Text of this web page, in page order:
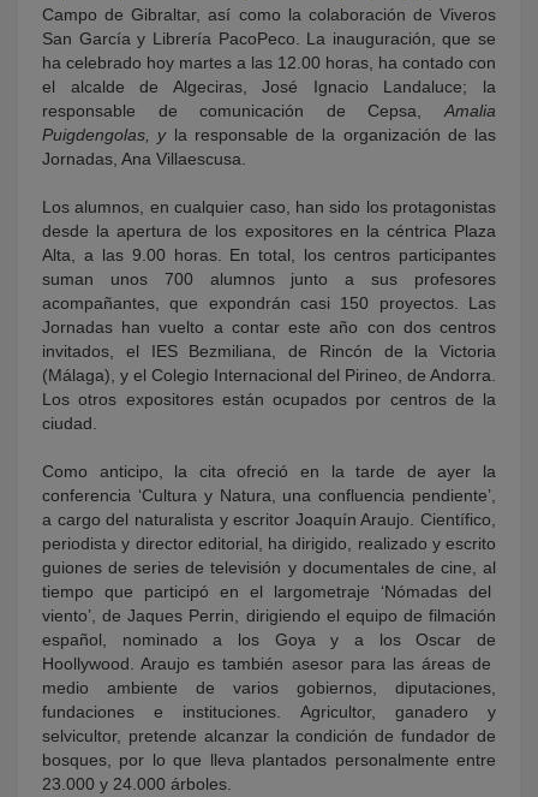
Campo de Gibraltar, así como la colaboración de Viveros
San García y Librería PacoPeco. La inauguración, que se
ha celebrado hoy martes a las 12.00 horas, ha contado con
el alcalde de Algeciras, José Ignacio Landaluce; la
responsable de comunicación de Cepsa, Amalia
Puigdengolas, yla responsable de la organización de las
Jornadas, Ana Villaescusa.
Los alumnos, en cualquier caso, han sido los protagonistas
desde la apertura de los expositores en la céntrica Plaza
Alta, a las 9.00 horas. En total, los centros participantes
suman unos 700 alumnos junto a sus profesores
acompañantes, que expondrán casi 150 proyectos. Las
Jornadas han vuelto a contar este año con dos centros
invitados, el IES Bezmiliana, de Rincón de la Victoria
(Málaga), y el Colegio Internacional del Pirineo, de Andorra.
Los otros expositores están ocupados por centros de la
ciudad.
Como anticipo, la cita ofreció en la tarde de ayer la
conferencia ‘Cultura y Natura, una confluencia pendiente’,
a cargo del naturalista y escritor Joaquín Araujo. Científico,
periodista y director editorial, ha dirigido, realizado y escrito
guiones de series de televisión y documentales de cine, al
tiempo que participó en el largometraje ‘Nómadas del
viento’, de Jaques Perrin, dirigiendo el equipo de filmación
español, nominado a los Goya y a los Oscar de
Hoollywood. Araujo es también asesor para las áreas de
medio ambiente de varios gobiernos, diputaciones,
fundaciones e instituciones. Agricultor, ganadero y
selvicultor, pretende alcanzar la condición de fundador de
bosques, por lo que lleva plantados personalmente entre
23.000 y 24.000 árboles.